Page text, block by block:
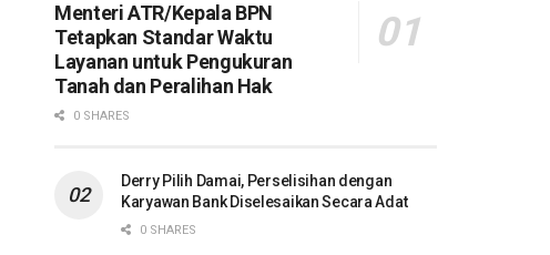
Menteri ATR/Kepala BPN
Tetapkan Standar Waktu
Layanan untuk Pengukuran
Tanah dan Peralihan Hak
0 SHARES
Derry Pilih Damai, Perselisihan dengan
Karyawan Bank Diselesaikan Secara Adat
0 SHARES